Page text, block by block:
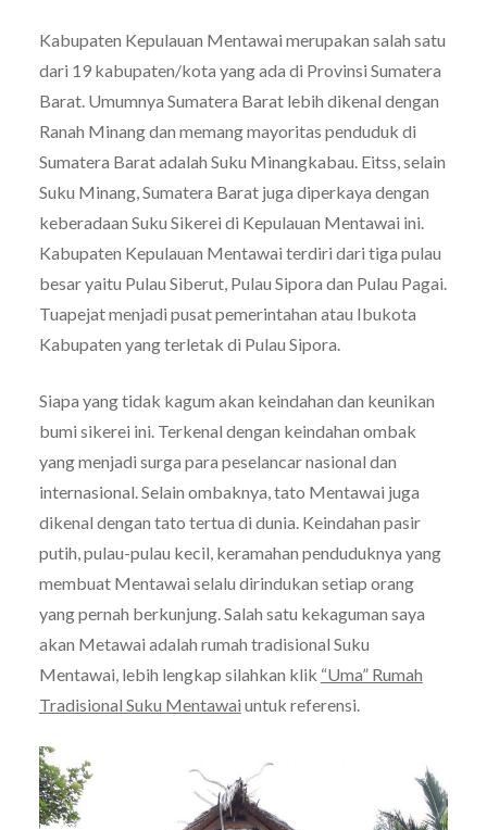
Kabupaten Kepulauan Mentawai merupakan salah satu
dari 19 kabupaten/kota yang ada di Provinsi Sumatera
Barat. Umumnya Sumatera Barat lebih dikenal dengan
Ranah Minang dan memang mayoritas penduduk di
Sumatera Barat adalah Suku Minangkabau. Eitss, selain
Suku Minang, Sumatera Barat juga diperkaya dengan
keberadaan Suku Sikerei di Kepulauan Mentawai ini.
Kabupaten Kepulauan Mentawai terdiri dari tiga pulau
besar yaitu Pulau Siberut, Pulau Sipora dan Pulau Pagai.
Tuapejat menjadi pusat pemerintahan atau Ibukota
Kabupaten yang terletak di Pulau Sipora.
Siapa yang tidak kagum akan keindahan dan keunikan
bumi sikerei ini. Terkenal dengan keindahan ombak
yang menjadi surga para peselancar nasional dan
internasional. Selain ombaknya, tato Mentawai juga
dikenal dengan tato tertua di dunia. Keindahan pasir
putih, pulau-pulau kecil, keramahan penduduknya yang
membuat Mentawai selalu dirindukan setiap orang
yang pernah berkunjung. Salah satu kekaguman saya
akan Metawai adalah rumah tradisional Suku
Mentawai, lebih lengkap silahkan klik “Uma” Rumah
Tradisional Suku Mentawai untuk referensi.